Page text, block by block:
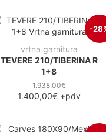
-
vrtna garnitura
TEVERE 210/TIBERINA R
1+8
1.938,00€
1.400,00€+pdv